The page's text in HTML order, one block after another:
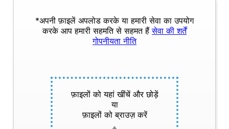
*अपनी फ़ाइलें अपलोड करके या हमारी सेवा का उपयोग
करके आप हमारी सहमति से सहमत हैंसेवा की शर्तें
गोपनीयता नीति
फ़ाइलों को यहां खींचें और छोड़ें
या
फ़ाइलों को ब्राउज़ करें